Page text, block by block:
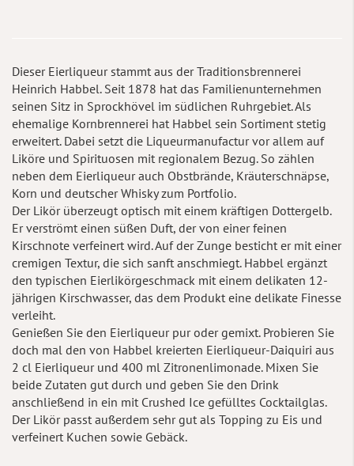
Dieser Eierliqueur stammt aus der Traditionsbrennerei
Heinrich Habbel. Seit 1878 hat das Familienunternehmen
seinen Sitz in Sprockhövel im südlichen Ruhrgebiet. Als
ehemalige Kornbrennerei hat Habbel sein Sortiment stetig
erweitert. Dabei setzt die Liqueurmanufactur vor allem auf
Liköre und Spirituosen mit regionalem Bezug. So zählen
neben dem Eierliqueur auch Obstbrände, Kräuterschnäpse,
Korn und deutscher Whisky zum Portfolio.
Der Likör überzeugt optisch mit einem kräftigen Dottergelb.
Er verströmt einen süßen Duft, der von einer feinen
Kirschnote verfeinert wird. Auf der Zunge besticht er mit einer
cremigen Textur, die sich sanft anschmiegt. Habbel ergänzt
den typischen Eierlikörgeschmack mit einem delikaten 12-
jährigen Kirschwasser, das dem Produkt eine delikate Finesse
verleiht.
Genießen Sie den Eierliqueur pur oder gemixt. Probieren Sie
doch mal den von Habbel kreierten Eierliqueur-Daiquiri aus
2 cl Eierliqueur und 400 ml Zitronenlimonade. Mixen Sie
beide Zutaten gut durch und geben Sie den Drink
anschließend in ein mit Crushed Ice gefülltes Cocktailglas.
Der Likör passt außerdem sehr gut als Topping zu Eis und
verfeinert Kuchen sowie Gebäck.